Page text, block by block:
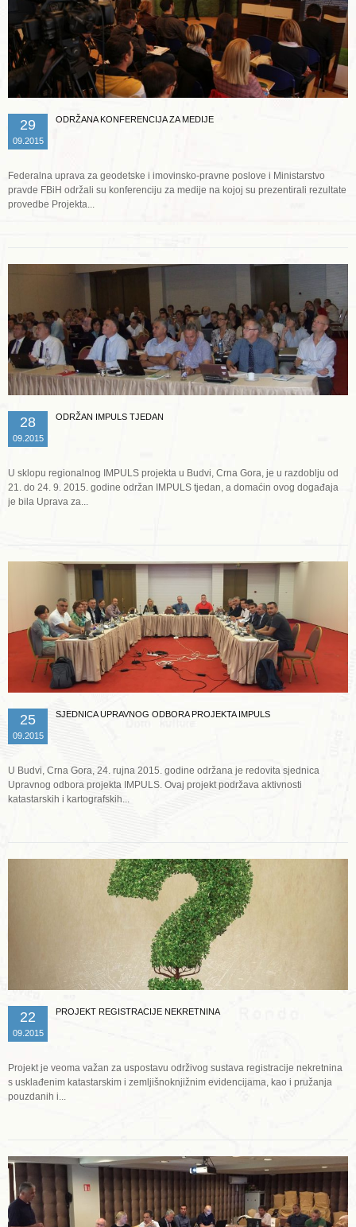
29
09.2015
ODRŽANA KONFERENCIJA ZA MEDIJE
Federalna uprava za geodetske i imovinsko-pravne poslove i Ministarstvo
pravde FBiH održali su konferenciju za medije na kojoj su prezentirali rezultate
provedbe Projekta...
28
09.2015
ODRŽAN IMPULS TJEDAN
U sklopu regionalnog IMPULS projekta u Budvi, Crna Gora, je u razdoblju od
21. do 24. 9. 2015. godine održan IMPULS tjedan, a domaćin ovog događaja
je bila Uprava za...
25
09.2015
SJEDNICA UPRAVNOG ODBORA PROJEKTA IMPULS
U Budvi, Crna Gora, 24. rujna 2015. godine održana je redovita sjednica
Upravnog odbora projekta IMPULS. Ovaj projekt podržava aktivnosti
katastarskih i kartografskih...
22
09.2015
PROJEKT REGISTRACIJE NEKRETNINA
Projekt je veoma važan za uspostavu održivog sustava registracije nekretnina
s usklađenim katastarskim i zemljišnoknjižnim evidencijama, kao i pružanja
pouzdanih i...